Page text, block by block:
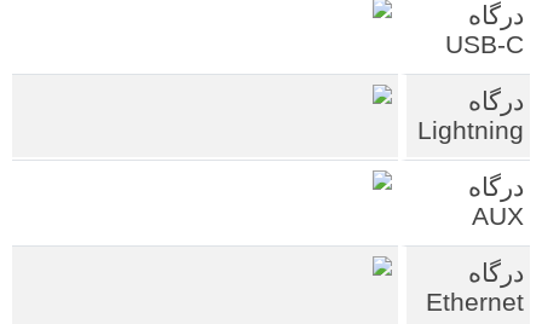
درگاه
USB-C
درگاه
Lightning
درگاه
AUX
درگاه
Ethernet